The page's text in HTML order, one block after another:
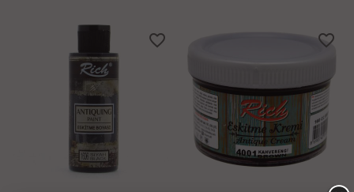
favorite_border favorite_border